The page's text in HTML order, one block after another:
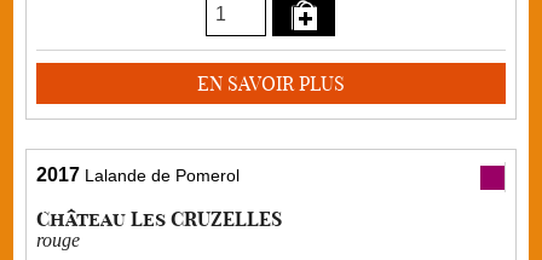
EN SAVOIR PLUS
2017 Lalande de Pomerol
Château Les CRUZELLES
rouge